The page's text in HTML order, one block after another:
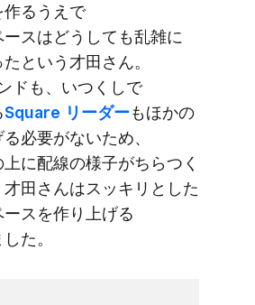
作るうえで​
スは​どうしても​乱雑に​
と​いう​才田さん。​
ドも、​いつくしで​
​Square リーダーも​ほかの​
必要が​ないため、​
に​配線の​様子が​ちらつく​
田さんは​スッキリとした​
スを​作り上げる​
た。